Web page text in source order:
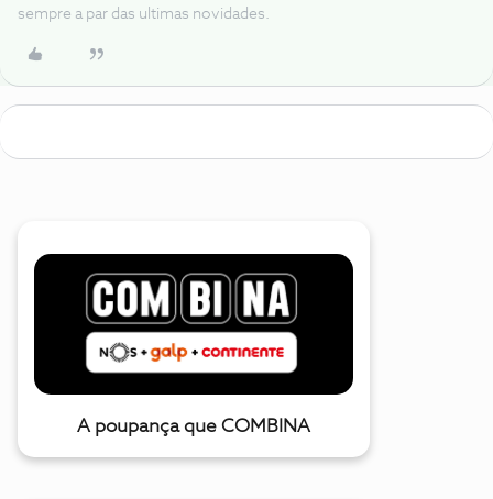
sempre a par das ultimas novidades.
A poupança que COMBINA